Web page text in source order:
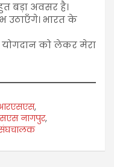
बड़ा अवसर है।
उठाएँगे। भारत के
योगदान को लेकर मेरा
,
नागपुर,